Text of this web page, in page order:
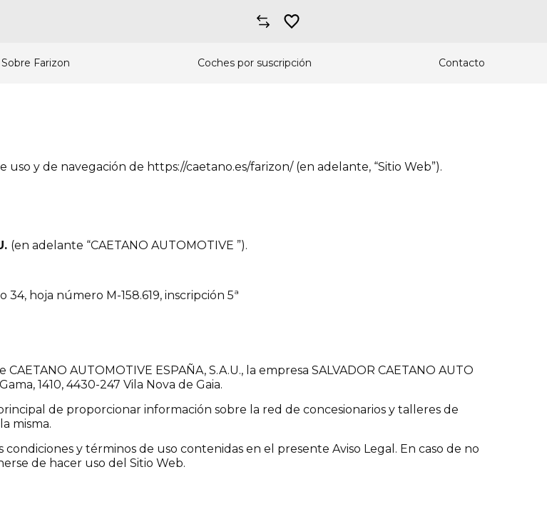
Sobre Farizon Coches por suscripción Contacto
y de navegación de https://caetano.es/farizon/ (en adelante, “Sitio Web”).
(en adelante “CAETANO AUTOMOTIVE ”).
hoja número M-158.619, inscripción 5ª
AUTOMOTIVE ESPAÑA, S.A.U., la empresa SALVADOR CAETANO AUTO
1410, 4430-247 Vila Nova de Gaia.
de proporcionar información sobre la red de concesionarios y talleres de
misma.
y términos de uso contenidas en el presente Aviso Legal. En caso de no
de hacer uso del Sitio Web.